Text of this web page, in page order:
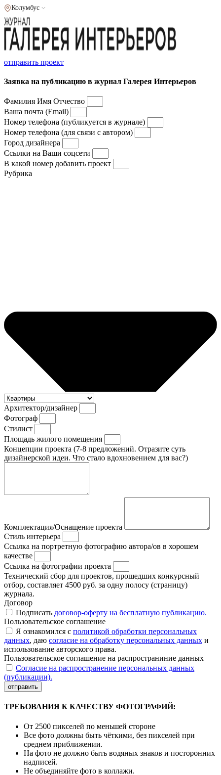
Колумбус
отправить проект
Заявка на публикацию в журнал Галерея Интерьеров
Фамилия Имя Отчество
Ваша почта (Email)
Номер телефона (публикуется в журнале)
Номер телефона (для связи с автором)
Город дизайнера
Ссылки на Ваши соцсети
В какой номер добавить проект
Рубрика
Архитектор/дизайнер
Фотограф
Стилист
Площадь жилого помещения
Концепции проекта (7-8 предложений. Отразите суть
дизайнерской идеи. Что стало вдохновением для вас?)
Комплектация/Оснащение проекта
Стиль интерьера
Ссылка на портретную фотографию автора/ов в хорошем
качестве
Ссылка на фотографии проекта
Технический сбор для проектов, прошедших конкурсный
отбор, составляет 4500 руб. за одну полосу (страницу)
журнала.
Договор
Подписать договор-оферту на бесплатную публикацию.
Пользовательское соглашение
Я ознакомился с политикой обработки персональных
данных, даю согласие на обработку персональных данных и
использование авторского права.
Пользовательское соглашение на распространиние данных
Согласие на распространение персональных данных
(публикации).
отправить
ТРЕБОВАНИЯ К КАЧЕСТВУ ФОТОГРАФИЙ:
От 2500 пикселей по меньшей стороне
Все фото должны быть чёткими, без пикселей при
среднем приближении.
На фото не должно быть водяных знаков и посторонних
надписей.
Не объединяйте фото в коллажи.